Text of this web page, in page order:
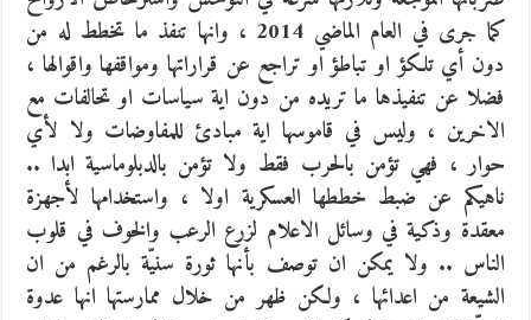
كما جرى في العام الماضي 2014 ، وانها تنفذ ما تخطط له من
دون أي تلكؤ او تباطؤ او تراجع عن قراراتها ومواقفها واقوالها ،
فضلا عن تنفيذها ما تريده من دون اية سياسات او تحالفات مع
الاخرين ، وليس في قاموسها اية مبادئ للمفاوضات ولا لأي
حوار ، فهي تؤمن بالحرب فقط ولا تؤمن بالدبلوماسية ابدا ..
ناهيكم عن ضبط خططها العسكرية اولا ، واستخدامها لأجهزة
معقدة وذكية في وسائل الاعلام لزرع الرعب والخوف في قلوب
الناس .. ولا يمكن ان توصف بأنها ثورة سنيّة بالرغم من ان
الشيعة من اعدائها ، ولكن ظهر من خلال ممارستها انها عدوة